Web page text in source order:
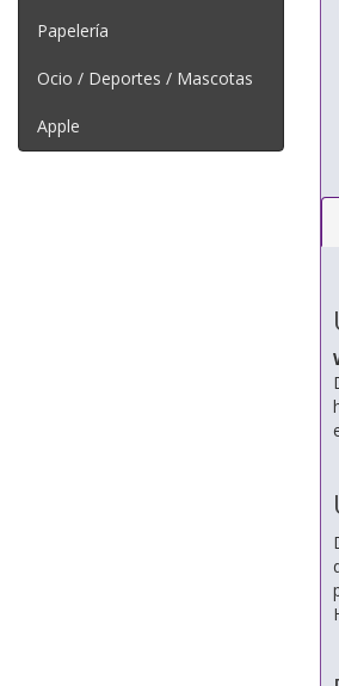
Papelería
Ocio / Deportes / Mascotas
Apple